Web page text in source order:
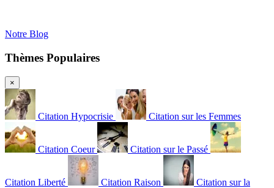
Notre Blog
Thèmes Populaires
×
Citation Hypocrisie Citation sur les Femmes
Citation Coeur Citation sur le Passé
Citation Liberté Citation Raison Citation sur la